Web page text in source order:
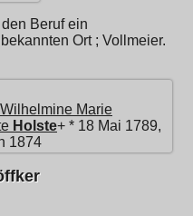
den Beruf ein
Ort ; Vollmeier.
Marie
Holste+ * 18 Mai 1789,
1874